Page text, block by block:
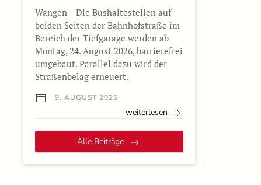
Wangen – Die Bushaltestellen auf
beiden Seiten der Bahnhofstraße im
Bereich der Tiefgarage werden ab
Montag, 24. August 2026, barrierefrei
umgebaut. Parallel dazu wird der
Straßenbelag erneuert.
9. AUGUST 2026
weiterlesen
Alle Beiträge